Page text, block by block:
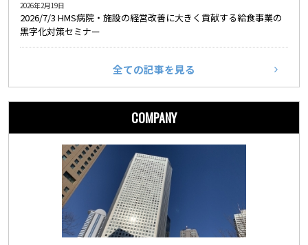
2026/7/3 HMS病院・施設の経営改善に大きく貢献する給食事業の
黒字化対策セミナー
2026年2月19日
全ての記事を見る
COMPANY